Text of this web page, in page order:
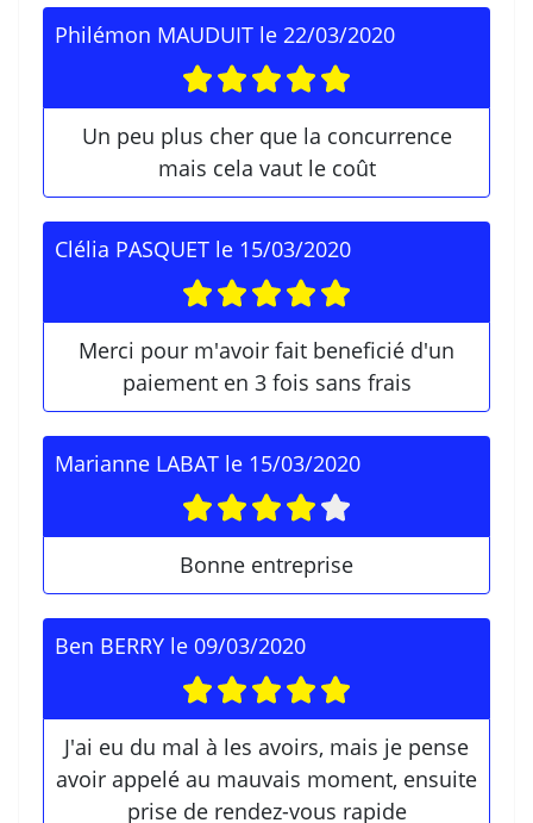
Philémon MAUDUIT le 22/03/2020
Un peu plus cher que la concurrence
mais cela vaut le coût
Clélia PASQUET le 15/03/2020
Merci pour m'avoir fait beneficié d'un
paiement en 3 fois sans frais
Marianne LABAT le 15/03/2020
Bonne entreprise
Ben BERRY le 09/03/2020
J'ai eu du mal à les avoirs, mais je pense
avoir appelé au mauvais moment, ensuite
prise de rendez-vous rapide